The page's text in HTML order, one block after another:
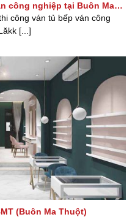
công nghiệp tại Buôn Ma
công ván tủ bếp ván công
[...]
(Buôn Ma Thuột)